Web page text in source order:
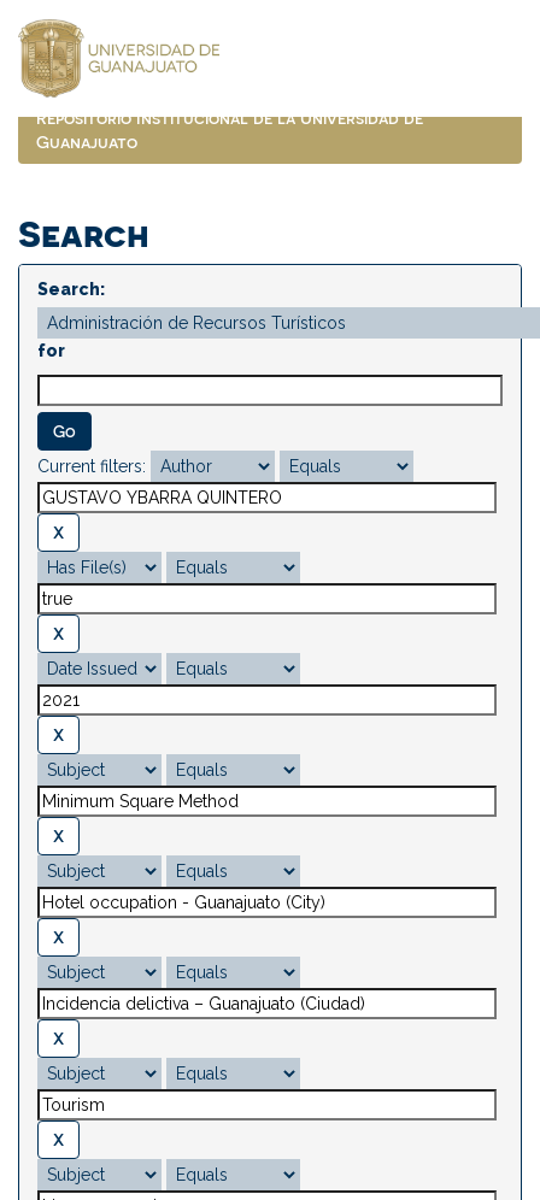
navigation
Repositorio Institucional de la Universidad de
Guanajuato
Search
Search:
for
Current filters: